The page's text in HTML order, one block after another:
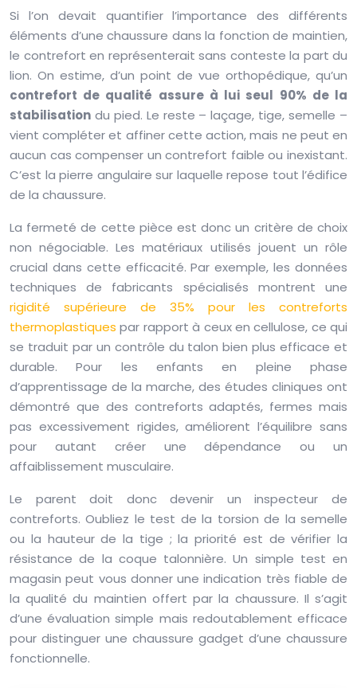
Si l’on devait quantifier l’importance des différents
éléments d’une chaussure dans la fonction de maintien,
le contrefort en représenterait sans conteste la part du
lion. On estime, d’un point de vue orthopédique, qu’un
contrefort de qualité assure à lui seul 90% de la
stabilisation du pied. Le reste – laçage, tige, semelle –
vient compléter et affiner cette action, mais ne peut en
aucun cas compenser un contrefort faible ou inexistant.
C’est la pierre angulaire sur laquelle repose tout l’édifice
de la chaussure.
La fermeté de cette pièce est donc un critère de choix
non négociable. Les matériaux utilisés jouent un rôle
crucial dans cette efficacité. Par exemple, les données
techniques de fabricants spécialisés montrent une
rigidité supérieure de 35% pour les contreforts
thermoplastiques par rapport à ceux en cellulose, ce qui
se traduit par un contrôle du talon bien plus efficace et
durable. Pour les enfants en pleine phase
d’apprentissage de la marche, des études cliniques ont
démontré que des contreforts adaptés, fermes mais
pas excessivement rigides, améliorent l’équilibre sans
pour autant créer une dépendance ou un
affaiblissement musculaire.
Le parent doit donc devenir un inspecteur de
contreforts. Oubliez le test de la torsion de la semelle
ou la hauteur de la tige ; la priorité est de vérifier la
résistance de la coque talonnière. Un simple test en
magasin peut vous donner une indication très fiable de
la qualité du maintien offert par la chaussure. Il s’agit
d’une évaluation simple mais redoutablement efficace
pour distinguer une chaussure gadget d’une chaussure
fonctionnelle.